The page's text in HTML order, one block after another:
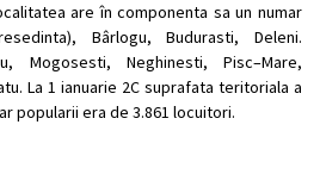
are în componenta sa un numar
Bârlogu, Budurasti, Deleni.
Mogosesti, Neghinesti, Pisc–Mare,
La 1 ianuarie 2C suprafata teritoriala a
popularii era de 3.861 locuitori.